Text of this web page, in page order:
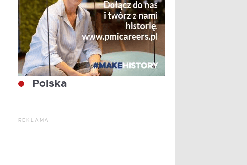
Polska
REKLAMA